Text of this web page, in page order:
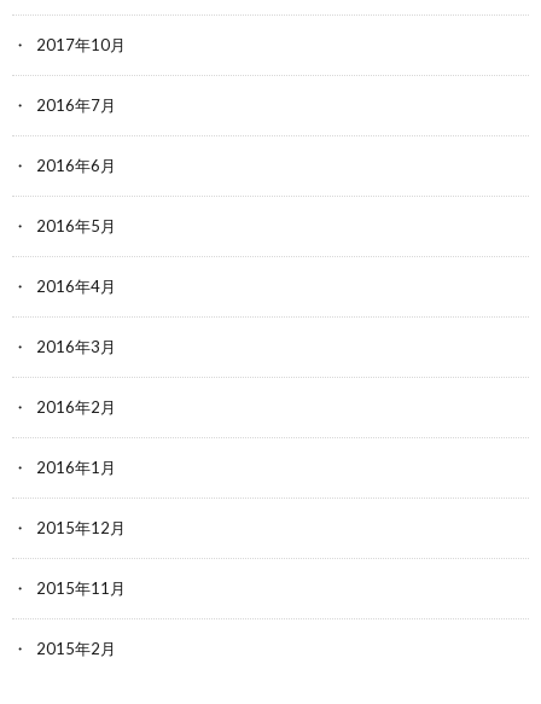
2017年10月
2016年7月
2016年6月
2016年5月
2016年4月
2016年3月
2016年2月
2016年1月
2015年12月
2015年11月
2015年2月